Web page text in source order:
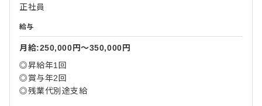
正社員
給与
月給:250,000円〜350,000円
◎昇給年1回
◎賞与年2回
◎残業代別途支給